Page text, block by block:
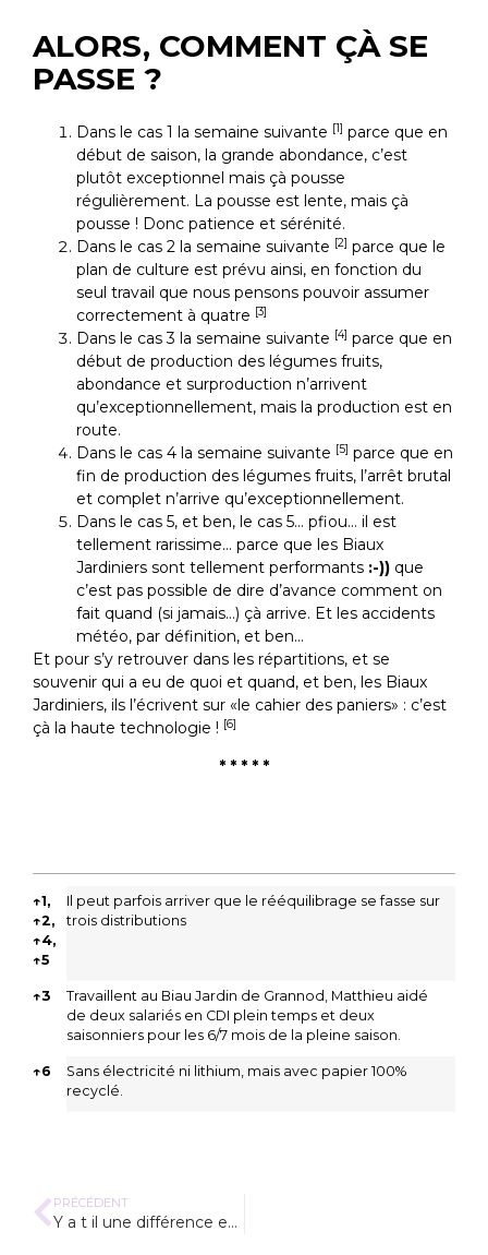
ALORS, COMMENT ÇÀ SE
PASSE ?
Dans le cas 1 la semaine suivante [1] parce que en
début de saison, la grande abondance, c’est
plutôt exceptionnel mais çà pousse
régulièrement. La pousse est lente, mais çà
pousse ! Donc patience et sérénité.
Dans le cas 2 la semaine suivante [2] parce que le
plan de culture est prévu ainsi, en fonction du
seul travail que nous pensons pouvoir assumer
correctement à quatre [3]
Dans le cas3 la semaine suivante [4] parce que en
début de production des légumes fruits,
abondance et surproduction n’arrivent
qu’exceptionnellement, mais la production est en
route.
Dans le cas 4 la semaine suivante [5] parce que en
fin de production des légumes fruits, l’arrêt brutal
et complet n’arrive qu’exceptionnellement.
Dans le cas 5, et ben, le cas 5… pfiou… il est
tellement rarissime… parce que les Biaux
Jardiniers sont tellement performants :-)) que
c’est pas possible de dire d’avance comment on
fait quand (si jamais…) çà arrive. Et les accidents
météo, par définition, et ben…
Et pour s’y retrouver dans les répartitions, et se
souvenir qui a eu de quoi et quand, et ben, les Biaux
Jardiniers, ils l’écrivent sur «le cahier des paniers» : c’est
çà la haute technologie ! [6]
* * * * *
References
↑1,
↑2,
↑4,
↑5
Il peut parfois arriver que le rééquilibrage se fasse sur
trois distributions
↑3
Travaillent au Biau Jardin de Grannod, Matthieu aidé
de deux salariés en CDI plein temps et deux
saisonniers pour les 6/7 mois de la pleine saison.
↑6
Sans électricité ni lithium, mais avec papier 100%
recyclé.
PRÉCÉDENT
Y a t il une différence entre petit pois et chou de Bruxelles ?